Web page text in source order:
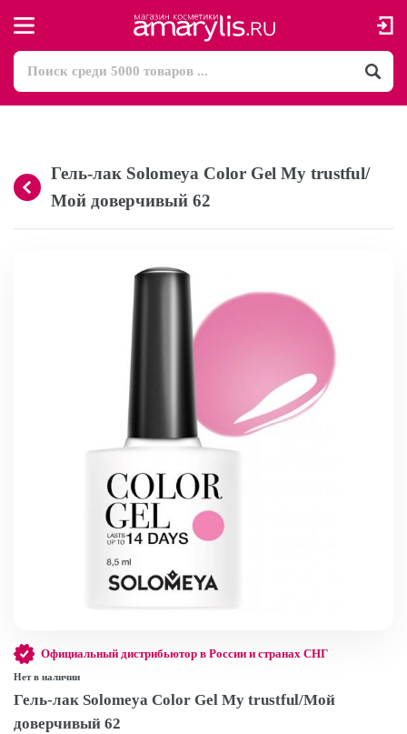
Гель-лак Solomeya Color Gel My trustful/
Мой доверчивый 62
Официальный дистрибьютор в России и странах СНГ
Нет в наличии
Гель-лак Solomeya Color Gel My trustful/Мой
доверчивый 62